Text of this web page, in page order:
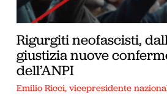
Rigurgiti neofascisti,
giustizia nuove
dell’ANPI
Emilio Ricci, vicepresidente